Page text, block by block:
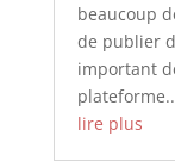
beaucoup
de publier
important
lire plus